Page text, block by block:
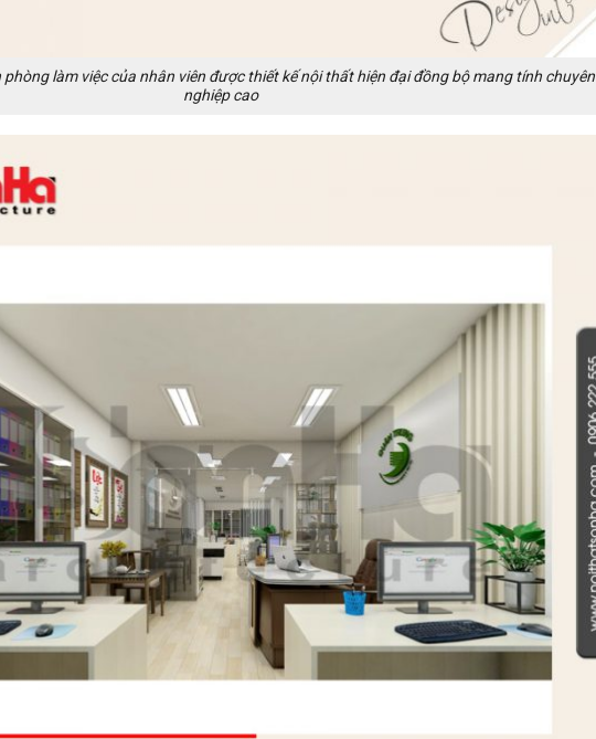
phòng làm việc của nhân viên được thiết kế nội thất hiện đại đồng bộ mang tính chuyên
nghiệp cao